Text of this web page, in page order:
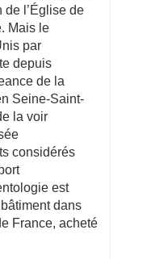
de l’Église de
Mais le
par
depuis
de la
Seine-Saint-
la voir
considérés
est
dans
France, acheté